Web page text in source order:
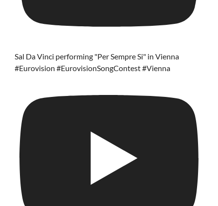
Sal Da Vinci performing "Per Sempre Si" in Vienna
#Eurovision #EurovisionSongContest #Vienna